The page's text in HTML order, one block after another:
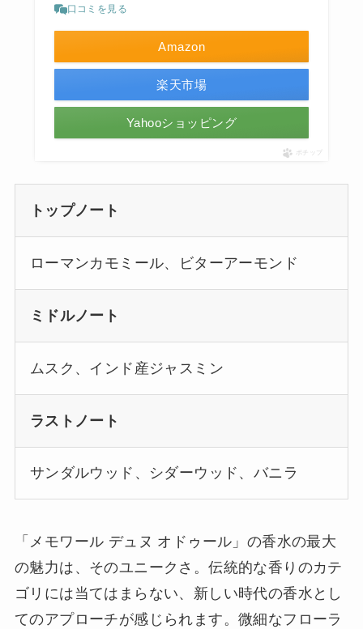
口コミを見る
Amazon
楽天市場
Yahooショッピング
ポチップ
トップノート
ローマンカモミール、ビターアーモンド
ミドルノート
ムスク、インド産ジャスミン
ラストノート
サンダルウッド、シダーウッド、バニラ
「メモワール デュヌ オドゥール」の香水の最大
の魅力は、そのユニークさ。伝統的な香りのカテ
ゴリには当てはまらない、新しい時代の香水とし
てのアプローチが感じられます。微細なフローラ